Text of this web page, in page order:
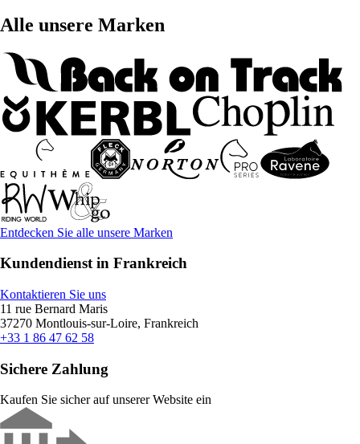
Alle unsere Marken
Entdecken Sie alle unsere Marken
Kundendienst in Frankreich
Kontaktieren Sie uns
11 rue Bernard Maris
37270 Montlouis-sur-Loire, Frankreich
+33 1 86 47 62 58
Sichere Zahlung
Kaufen Sie sicher auf unserer Website ein